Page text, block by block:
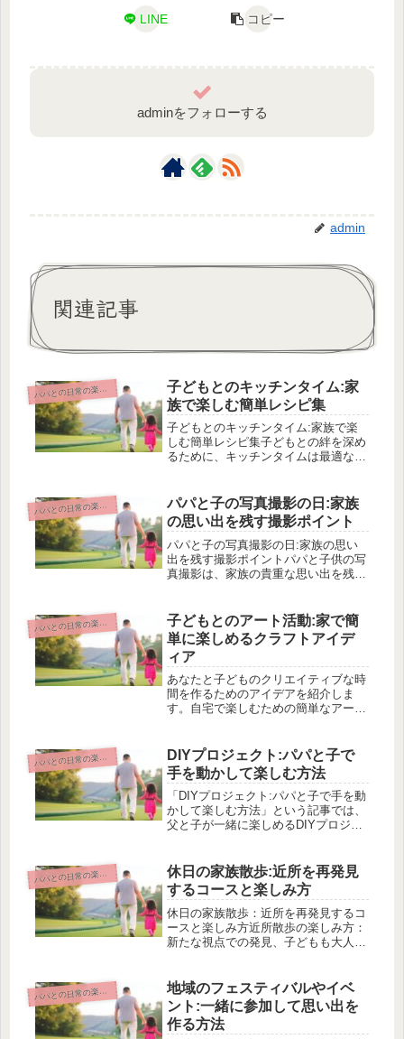
LINE コピー
adminをフォローする
admin
関連記事
パ
パとの日常の楽しみ方
子どもとのキッチンタイム:家
族で楽しむ簡単レシピ集
子どもとのキッチンタイム:家族で楽
しむ簡単レシピ集子どもとの絆を深め
るために、キッチンタイムは最適な機
とが難しいと感じるかもしれません。
しかし、この記事では、家族みんなが
楽...
パ
パとの日常の楽しみ方
パパと子の写真撮影の日:家族
の思い出を残す撮影ポイント
パパと子の写真撮影の日:家族の思い
出を残す撮影ポイントパパと子供の写
真撮影は、家族の貴重な思い出を残す
ことができるのでしょうか。この記事
では、学術的な言葉や専門的な知識は
一...
パ
パとの日常の楽しみ方
子どもとのアート活動:家で簡
単に楽しめるクラフトアイデ
ィア
あなたと子どものクリエイティブな時
間を作るためのアイデアを紹介しま
す。自宅で楽しむための簡単なアート
然の恵みを活かしたエコクラフトのア
イデアなど、手軽に取り組めるクラフ
トを...
パ
パとの日常の楽しみ方
DIYプロジェクト:パパと子で
手を動かして楽しむ方法
「DIYプロジェクト:パパと子で手を動
かして楽しむ方法」という記事では、
父と子が一緒に楽しめるDIYプロジェ
具の基本グッズ、子供に与える効果、
安全に楽しむためのポイント、...
パ
パとの日常の楽しみ方
休日の家族散歩:近所を再発見
するコースと楽しみ方
休日の家族散歩：近所を再発見するコ
ースと楽しみ方近所散歩の楽しみ方：
新たな視点での発見、子どもも大人も
楽しむお弁当や小さな冒険、日常で見
落としがちな近所の魅力を再認識、健
康...
パ
パとの日常の楽しみ方
地域のフェスティバルやイベ
ント:一緒に参加して思い出を
作る方法